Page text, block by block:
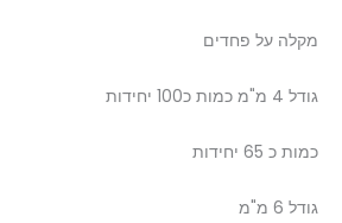
מקלה על פחדים
גודל 4 מ"מ כמות כ100 יחידות
כמות כ 65 יחידות
גודל 6 מ"מ